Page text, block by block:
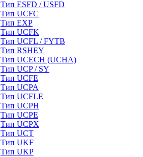
Тип ESFD / USFD
Тип UCFC
Тип EXP
Тип UCFK
Тип UCFL / FYTB
Тип RSHEY
Тип UCECH (UCHA)
Тип UCP / SY
Тип UCFE
Тип UCPA
Тип UCFLE
Тип UCPH
Тип UCPE
Тип UCPX
Тип UCT
Тип UKF
Тип UKP